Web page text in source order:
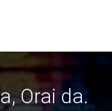
Orai da.